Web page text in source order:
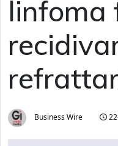
linfoma
Business Wire